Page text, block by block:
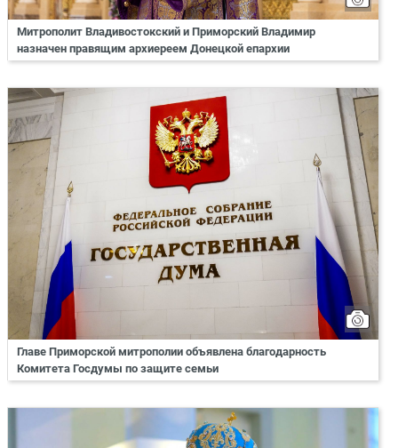
Митрополит Владивостокский и Приморский Владимир
назначен правящим архиереем Донецкой епархии
Главе Приморской митрополии объявлена благодарность
Комитета Госдумы по защите семьи